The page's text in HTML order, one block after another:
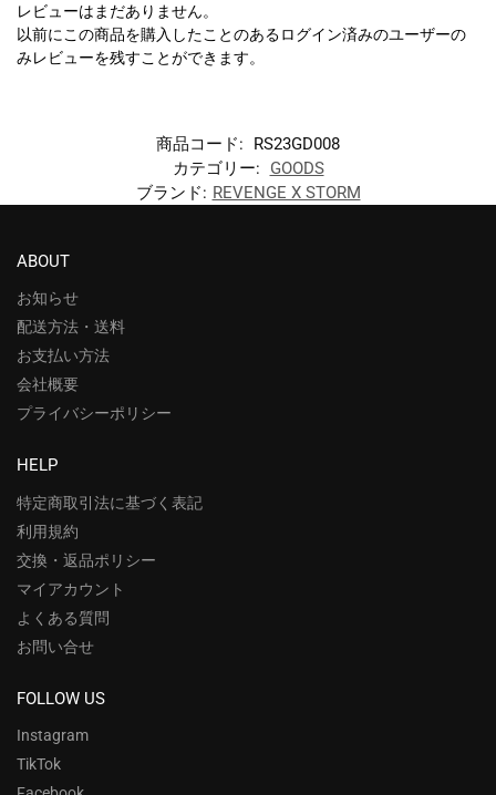
レビューはまだありません。
以前にこの商品を購入したことのあるログイン済みのユーザーの
みレビューを残すことができます。
商品コード:
RS23GD008
カテゴリー:
GOODS
ブランド: REVENGE X STORM
ABOUT
お知らせ
配送方法・送料
お支払い方法
会社概要
プライバシーポリシー
HELP
特定商取引法に基づく表記
利用規約
交換・返品ポリシー
マイアカウント
よくある質問
お問い合せ
FOLLOW US
Instagram
TikTok